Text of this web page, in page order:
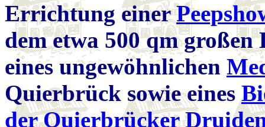
Errichtung einer
dem etwa 500 qm
eines ungewöhnlichen
Quierbrück sowie eines
der Quierbrücker